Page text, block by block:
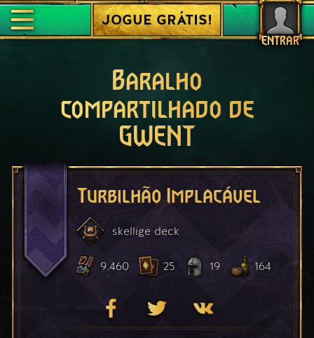
ENTRAR
JOGUE GRÁTIS!
Baralho
compartilhado de
GWENT
Turbilhão Implacável
skellige deck
9.460 25 19 164